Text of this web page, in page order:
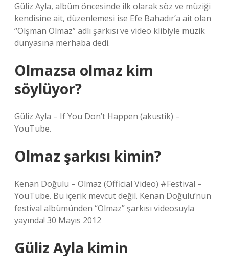
Güliz Ayla, albüm öncesinde ilk olarak söz ve müziği
kendisine ait, düzenlemesi ise Efe Bahadır’a ait olan
“Olşman Olmaz” adlı şarkısı ve video klibiyle müzik
dünyasına merhaba dedi.
Olmazsa olmaz kim
söylüyor?
Güliz Ayla – If You Don’t Happen (akustik) –
YouTube.
Olmaz şarkısı kimin?
Kenan Doğulu – Olmaz (Official Video) #Festival –
YouTube. Bu içerik mevcut değil. Kenan Doğulu’nun
festival albümünden “Olmaz” şarkısı videosuyla
yayında! 30 Mayıs 2012
Güliz Ayla kimin